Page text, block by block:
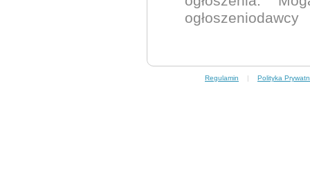
ogłoszeniodawcy
Regulamin | Polityka